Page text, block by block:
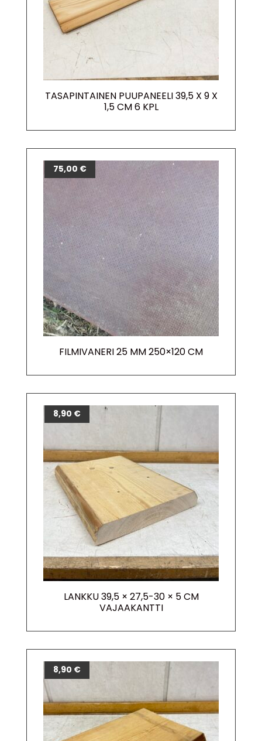
TASAPINTAINEN PUUPANEELI 39,5 X 9 X
1,5 CM 6 KPL
FILMIVANERI 25 MM 250×120 CM
75,00 €
LANKKU 39,5 × 27,5-30 × 5 CM
VAJAAKANTTI
8,90 €
8,90 €